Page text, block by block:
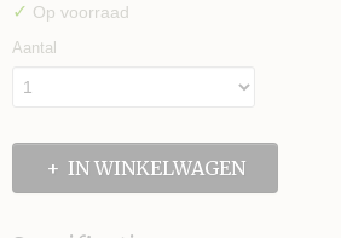
✓ Op voorraad
Aantal
IN WINKELWAGEN